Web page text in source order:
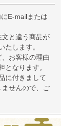
E-mailまたは
と違う商品が
たします。
お客様の理由
となります。
に付きまして
せんので、ご